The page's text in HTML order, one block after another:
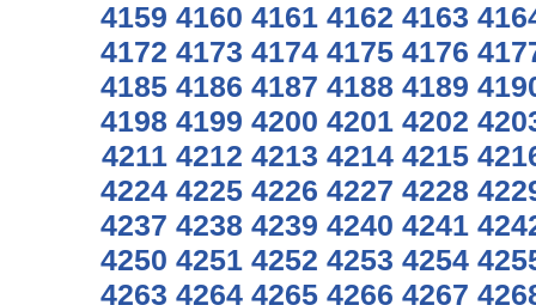
4159 4160 4161 4162 4163
4172 4173 4174 4175 4176
4185 4186 4187 4188 4189
4198 4199 4200 4201 4202
4211 4212 4213 4214 4215
4224 4225 4226 4227 4228
4237 4238 4239 4240 4241
4250 4251 4252 4253 4254
4263 4264 4265 4266 4267